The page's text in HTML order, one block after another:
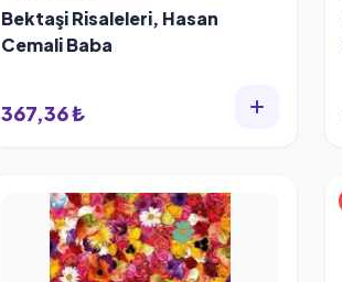
Bektaşi Risaleleri, Hasan
Cemali Baba
367,36 ₺